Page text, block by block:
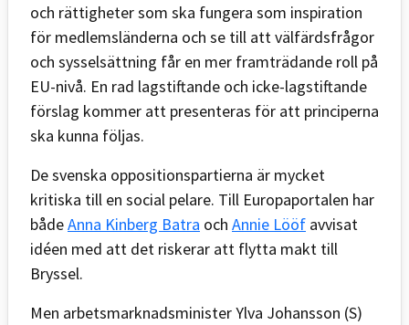
och rättigheter som ska fungera som inspiration
för medlemsländerna och se till att välfärdsfrågor
och sysselsättning får en mer framträdande roll på
EU-nivå. En rad lagstiftande och icke-lagstiftande
förslag kommer att presenteras för att principerna
ska kunna följas.
De svenska oppositionspartierna är mycket
kritiska till en social pelare. Till Europaportalen har
bådeAnna Kinberg Batra och Annie Lööf avvisat
idéen med att det riskerar att flytta makt till
Bryssel.
Men arbetsmarknadsminister Ylva Johansson (S)